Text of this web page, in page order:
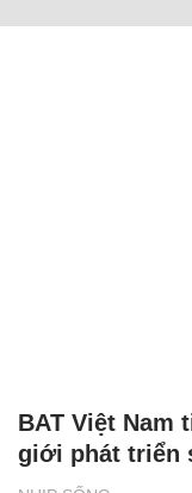
BAT Việt Nam
giới phát triển